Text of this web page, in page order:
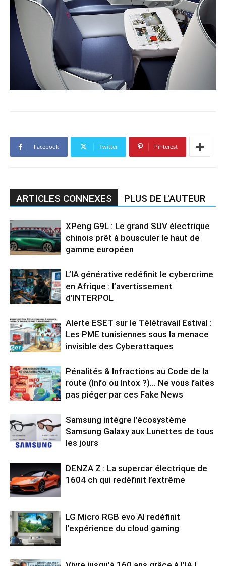
Facebook Twitter Pinterest
ARTICLES CONNEXES PLUS DE L'AUTEUR
XPeng G9L : Le grand SUV électrique
chinois prêt à bousculer le haut de
gamme européen
L’IA générative redéfinit le cybercrime
en Afrique : l’avertissement
d’INTERPOL
Alerte ESET sur le Télétravail Estival :
Les PME tunisiennes sous la menace
invisible des Cyberattaques
Pénalités & Infractions au Code de la
route (Info ou Intox ?)… Ne vous faites
pas piéger par ces Fake News
Samsung intègre l’écosystème
Samsung Galaxy aux Lunettes de tous
les jours
DENZA Z : La supercar électrique de
1604 ch qui redéfinit l’extrême
LG Micro RGB evo AI redéfinit
l’expérience du cloud gaming